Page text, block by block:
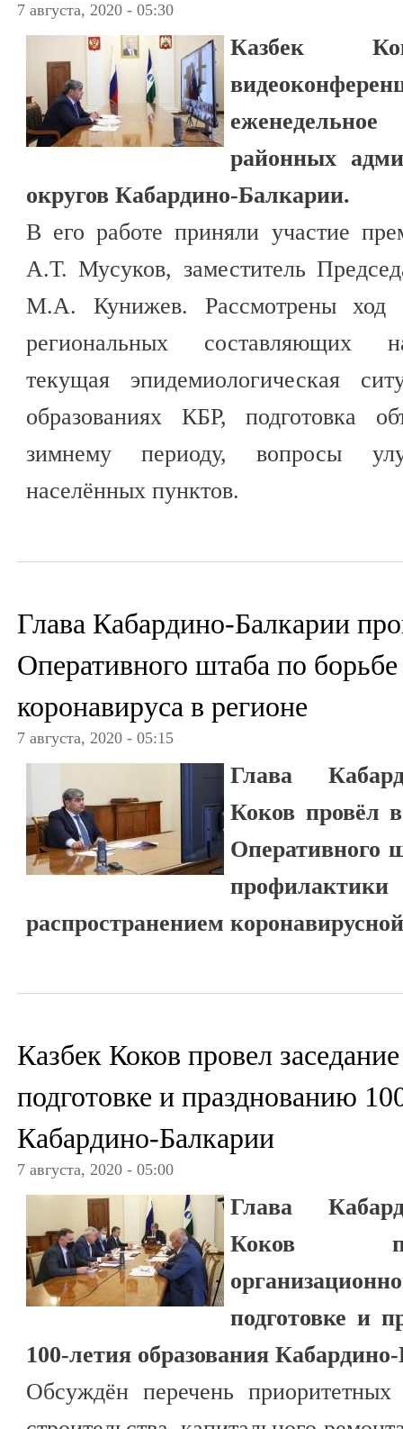
7 августа, 2020 - 05:30
Казбек
районных
округов Кабардино-Балкарии.
В его работе приняли участие
А.Т. Мусуков, заместитель
М.А. Кунижев. Рассмотрены ход
региональных составляющих
текущая эпидемиологическая
образованиях КБР, подготовка
зимнему периоду, вопросы
населённых пунктов.
Глава Кабардино-Балкарии
Оперативного штаба по
коронавируса в регионе
7 августа, 2020 - 05:15
Глава
Коков провёл
Оперативного
распространением
Казбек Коков провел
подготовке и празднованию
Кабардино-Балкарии
7 августа, 2020 - 05:00
Глава
Коков
подготовке и
100-летия образования
Обсуждён перечень